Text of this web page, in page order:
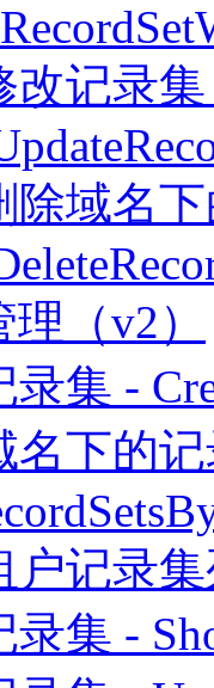
改记录
除域名
（v2）
集 -
名下的
户记录集
集 -